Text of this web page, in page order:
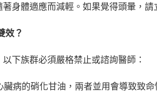
身體適應而減輕。如果覺得頭暈，請
效？
下族群必須嚴格禁止或諮詢醫師：
病的硝化甘油，兩者並用會導致致命